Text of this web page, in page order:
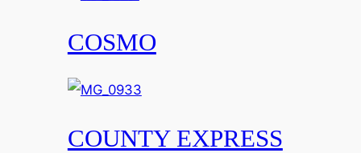
COSMO
COUNTY EXPRESS